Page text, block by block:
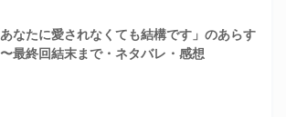
あなたに愛されなくても結構です」のあらす
〜最終回結末まで・ネタバレ・感想